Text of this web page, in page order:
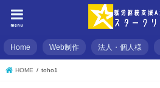
menu
Home Web制作 法人・個人様
HOME toho1